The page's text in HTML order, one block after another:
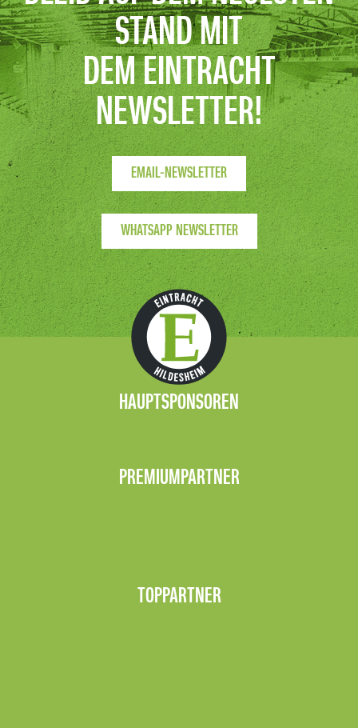
STAND MIT
DEM EINTRACHT
NEWSLETTER!
EMAIL-NEWSLETTER
WHATSAPP NEWSLETTER
HAUPTSPONSOREN
PREMIUMPARTNER
TOPPARTNER